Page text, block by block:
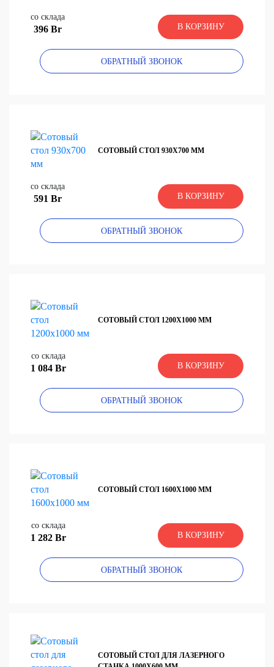
со склада
396 Br В КОРЗИНУ
ОБРАТНЫЙ ЗВОНОК
СОТОВЫЙ СТОЛ 930Х700 ММ
со склада
591 Br В КОРЗИНУ
ОБРАТНЫЙ ЗВОНОК
СОТОВЫЙ СТОЛ 1200Х1000 ММ
со склада
1 084 Br В КОРЗИНУ
ОБРАТНЫЙ ЗВОНОК
СОТОВЫЙ СТОЛ 1600Х1000 ММ
со склада
1 282 Br В КОРЗИНУ
ОБРАТНЫЙ ЗВОНОК
СОТОВЫЙ СТОЛ ДЛЯ ЛАЗЕРНОГО